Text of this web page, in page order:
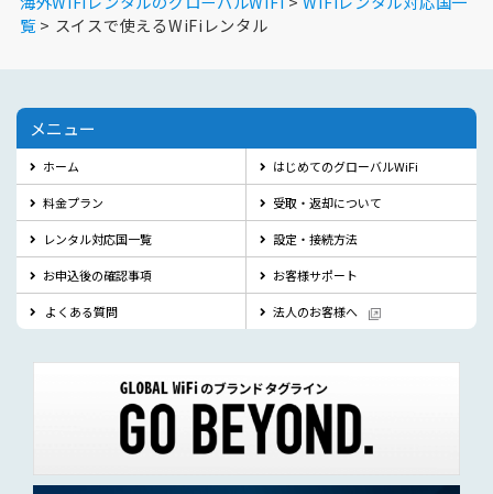
覧
スイスで使えるWiFiレンタル
メニュー
ホーム はじめてのグローバルWiFi
料金プラン 受取・返却について
レンタル対応国一覧 設定・接続方法
お申込後の確認事項 お客様サポート
よくある質問 法人のお客様へ